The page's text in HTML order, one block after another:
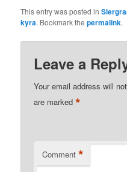
This entry was posted in
kyra. Bookmark thepermalink.
Leave a
Your email address will
are marked*
Comment *